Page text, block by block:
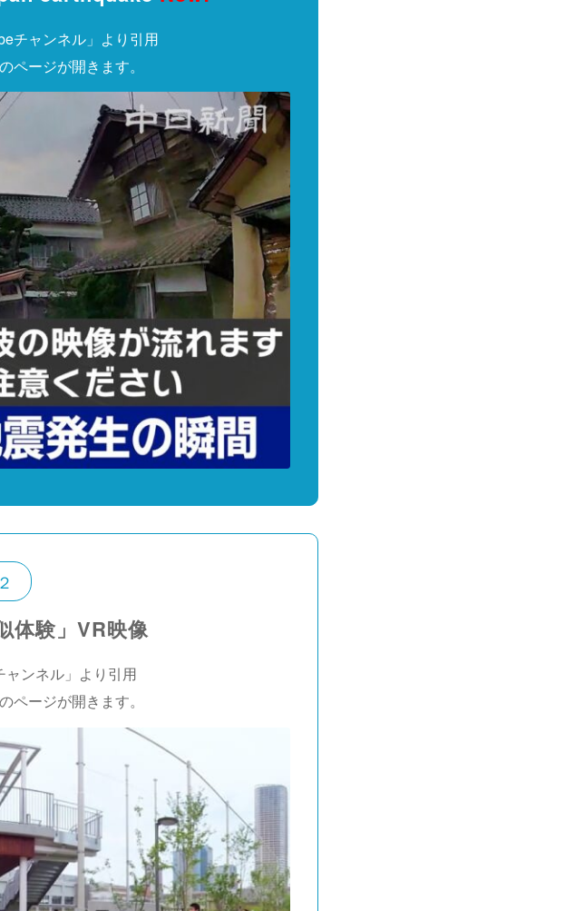
チャンネル」より引用
ページが開きます。
体験」VR映像
ャンネル」より引用
ページが開きます。